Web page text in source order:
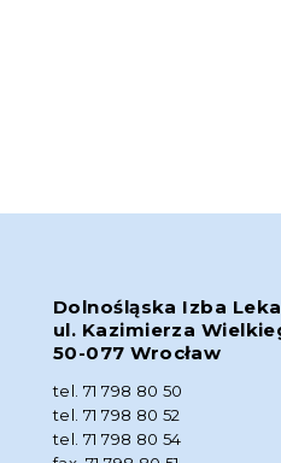
Dolnośląska Izba
ul. Kazimierza
50-077 Wrocław
tel. 71 798 80 50
tel. 71 798 80 52
tel. 71 798 80 54